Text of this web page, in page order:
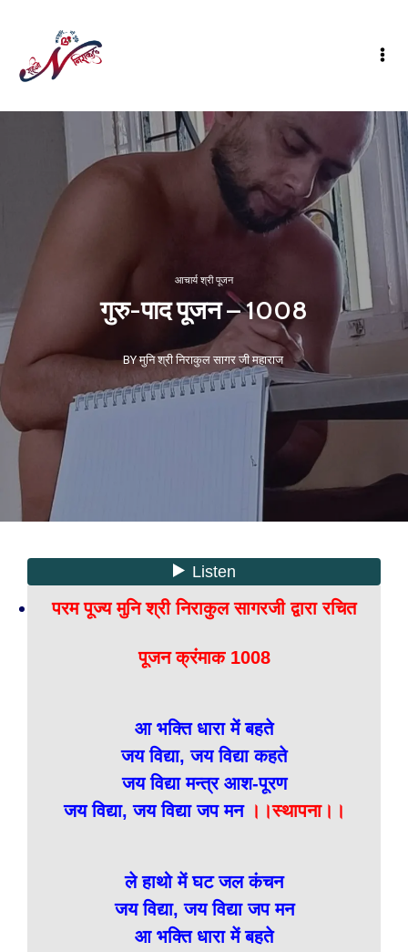
आचार्य श्री पूजन
गुरु-पाद पूजन – 1008
BY मुनि श्री निराकुल सागर जी महाराज
परम पूज्य मुनि श्री निराकुल सागरजी द्वारा रचित
पूजन क्रंमाक 1008
आ भक्ति धारा में बहते
जय विद्या, जय विद्या कहते
जय विद्या मन्त्र आश-पूरण
जय विद्या, जय विद्या जप मन।।स्थापना।।
ले हाथो में घट जल कंचन
जय विद्या, जय विद्या जप मन
आ भक्ति धारा में बहते